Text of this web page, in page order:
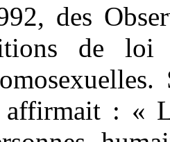
des
de loi
: «